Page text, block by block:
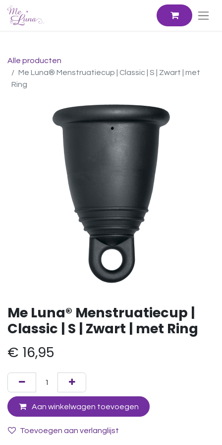
Alle producten
Me Luna® Menstruatiecup | Classic | S | Zwart | met
Ring
Me Luna® Menstruatiecup |
Classic | S | Zwart | met Ring
€ 16,95
Aan winkelwagen toevoegen
Toevoegen aan verlanglijst